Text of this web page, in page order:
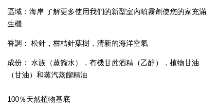
區域：海岸 了解更多使用我們的新型室內噴霧劑使您的家充滿
生機
香調： 松針，柑桔針葉樹，清新的海洋空氣
成份： 水族（蒸餾水），有機甘蔗酒精（乙醇），植物甘油
（甘油）和蒸汽蒸餾精油
100％天然植物基底